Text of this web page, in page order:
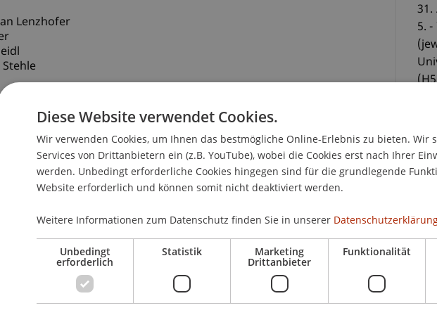
Lenzhofer
ist ein "Rechtsprodukt". Wer sich mit Versicherungen beschäftigt,
Kenntnisse über die vertraglichen und gesetzlichen
Diese Kenntnisse erhalten Sie im Intensivkurs
der gleichzeitig das Modul 6 des "Executive Master of Laws
und Finanzmarktrecht" darstellt.
sich sowohl dem Versicherungsvertragsrecht als auch dem
Beide Blöcke werden aus nationaler ebenso wie aus
behandelt. Europäische und EWR-rechtliche Vorgaben
31.
5.
Diese Website verwendet Cookies.
Wir verwenden Cookies, um Ihnen das bestmögliche Online-Erlebnis zu bieten. Wir
Services von Drittanbietern ein (z.B. YouTube), wobei die Cookies erst nach Ihrer
werden. Unbedingt erforderliche Cookies hingegen sind für die grundlegende
Website erforderlich und können somit nicht deaktiviert werden.
Weitere Informationen zum Datenschutz finden Sie in unserer
Unbedingt
erforderlich
Statistik Marketing
Drittanbieter
Funktionalität